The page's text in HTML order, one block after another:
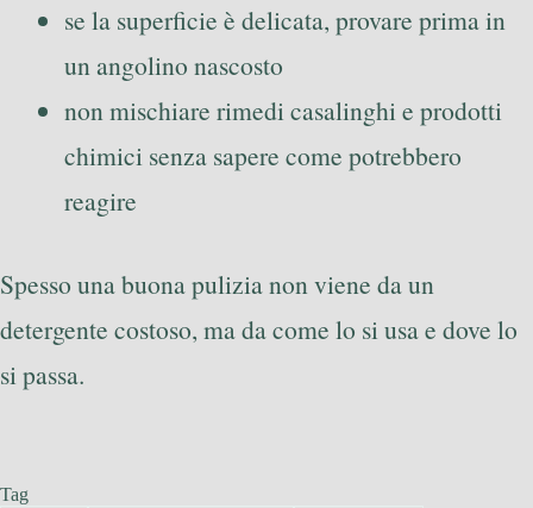
se la superficie è delicata, provare prima in
un angolino nascosto
non mischiare rimedi casalinghi e prodotti
chimici senza sapere come potrebbero
reagire
Spesso una buona pulizia non viene da un
detergente costoso, ma da come lo si usa e dove lo
si passa.
Tag